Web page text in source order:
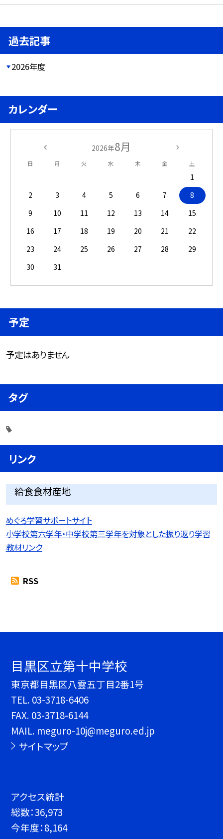
過去記事
2026年度
カレンダー
2026年8月
日 月 火 水 木 金 土
1
2
3 4 5 6 7
8
9
10 11 12 13 14
15
16
17 18 19 20 21
22
23
24 25 26 27 28
29
30
31
予定
予定はありません
タグ
リンク
給食食材産地
めぐろ学習サポートサイト
小学校第六学年・中学校第三学年を対象とした振り返り学習
教材リンク
RSS
目黒区立第十中学校
東京都目黒区八雲五丁目2番1号
TEL. 03-3718-6406
FAX. 03-3718-6144
MAIL. meguro-10j@meguro.ed.jp
サイトマップ
アクセス統計
総数：36,973
今年度：8,164